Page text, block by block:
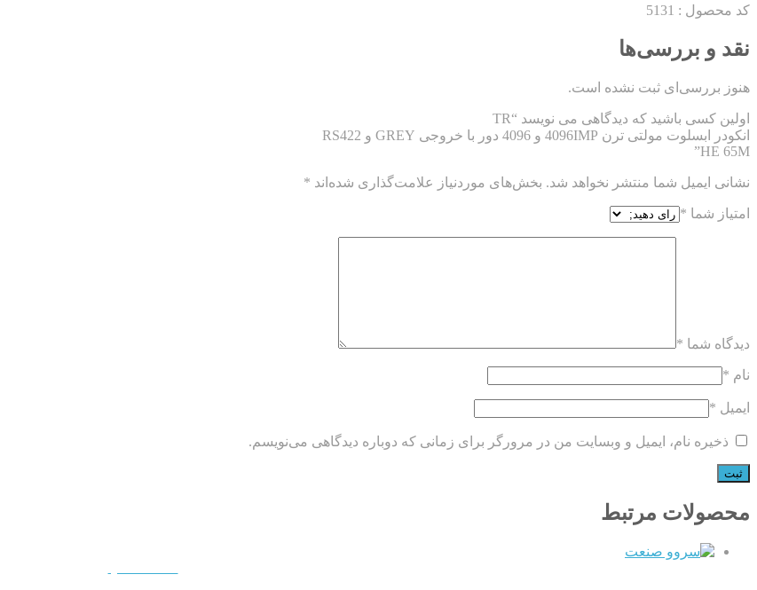
کد محصول : 5131
نقد و بررسی‌ها
هنوز بررسی‌ای ثبت نشده است.
اولین کسی باشید که دیدگاهی می نویسد “TR
انکودر ابسلوت مولتی ترن 4096IMP و 4096 دور با خروجی GREY و RS422
HE 65M”
نشانی ایمیل شما منتشر نخواهد شد. بخش‌های موردنیاز علامت‌گذاری شده‌اند *
امتیاز شما *
دیدگاه شما *
نام *
ایمیل *
ذخیره نام، ایمیل و وبسایت من در مرورگر برای زمانی که دوباره دیدگاهی می‌نویسم.
محصولات مرتبط